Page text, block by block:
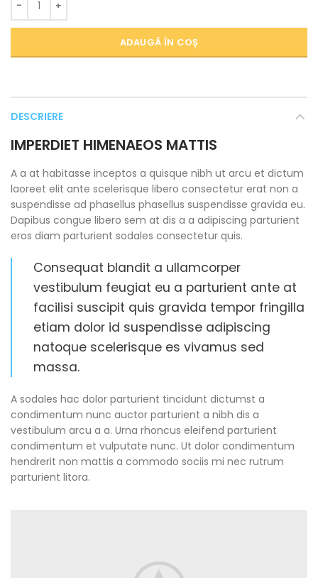
ADAUGĂ ÎN COȘ
DESCRIERE
IMPERDIET HIMENAEOS MATTIS
A a at habitasse inceptos a quisque nibh ut arcu et dictum
laoreet elit ante scelerisque libero consectetur erat non a
suspendisse ad phasellus phasellus suspendisse gravida eu.
Dapibus congue libero sem at dis a a adipiscing parturient
eros diam parturient sodales consectetur quis.
Consequat blandit a ullamcorper
vestibulum feugiat eu a parturient ante at
facilisi suscipit quis gravida tempor fringilla
etiam dolor id suspendisse adipiscing
natoque scelerisque es vivamus sed
massa.
A sodales hac dolor parturient tincidunt dictumst a
condimentum nunc auctor parturient a nibh dis a
vestibulum arcu a a. Urna rhoncus eleifend parturient
condimentum et vulputate nunc. Ut dolor condimentum
hendrerit non mattis a commodo sociis mi nec rutrum
parturient litora.